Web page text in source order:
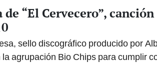
“El Cervecero”,
sello discográfico producido por
agrupación Bio Chips para cumplir